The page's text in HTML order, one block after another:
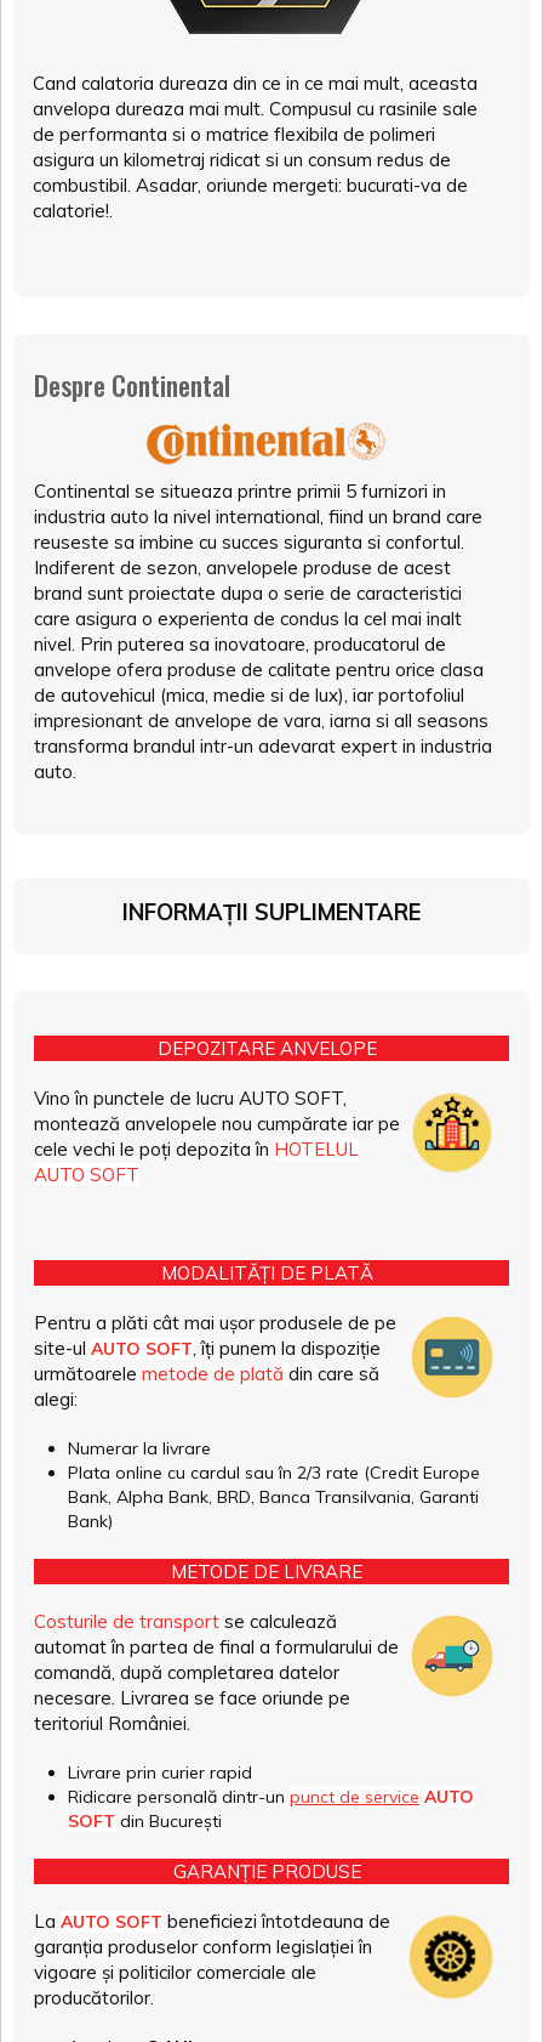
Cand calatoria dureaza din ce in ce mai mult, aceasta
anvelopa dureaza mai mult. Compusul cu rasinile sale
de performanta si o matrice flexibila de polimeri
asigura un kilometraj ridicat si un consum redus de
combustibil. Asadar, oriunde mergeti: bucurati-va de
calatorie!.
Despre Continental
Continental se situeaza printre primii 5 furnizori in
industria auto la nivel international, fiind un brand care
reuseste sa imbine cu succes siguranta si confortul.
Indiferent de sezon, anvelopele produse de acest
brand sunt proiectate dupa o serie de caracteristici
care asigura o experienta de condus la cel mai inalt
nivel. Prin puterea sa inovatoare, producatorul de
anvelope ofera produse de calitate pentru orice clasa
de autovehicul (mica, medie si de lux), iar portofoliul
impresionant de anvelope de vara, iarna si all seasons
transforma brandul intr-un adevarat expert in industria
auto.
INFORMAȚII SUPLIMENTARE
DEPOZITARE ANVELOPE
Vino în punctele de lucru AUTO SOFT,
montează anvelopele nou cumpărate iar pe
cele vechi le poți depozita în HOTELUL
AUTO SOFT
MODALITĂȚI DE PLATĂ
Pentru a plăti cât mai ușor produsele de pe
site-ul AUTO SOFT , îți punem la dispoziție
următoarele metode de plată din care să
alegi:
Numerar la livrare
Plata online cu cardul sau în 2/3 rate (Credit Europe
Bank, Alpha Bank, BRD, Banca Transilvania, Garanti
Bank)
METODE DE LIVRARE
Costurile de transport se calculează
automat în partea de final a formularului de
comandă, după completarea datelor
necesare. Livrarea se face oriunde pe
teritoriul României.
Livrare prin curier rapid
Ridicare personală dintr-un punct de service AUTO
SOFT din București
GARANȚIE PRODUSE
La AUTO SOFT beneficiezi întotdeauna de
garanția produselor conform legislației în
vigoare și politicilor comerciale ale
producătorilor.